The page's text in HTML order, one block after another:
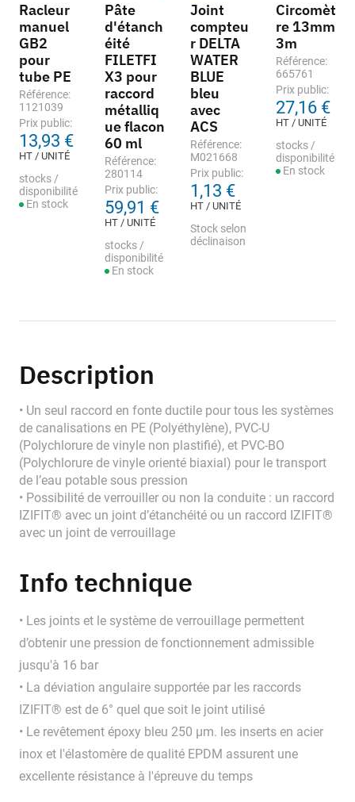
Racleur
manuel
GB2
pour
tube PE
Référence:
1121039
Prix public:
13,93 €
HT / UNITÉ
stocks /
disponibilité
En stock
Pâte
d'étanch
éité
FILETFI
X3 pour
raccord
métalliq
ue flacon
60 ml
Référence:
280114
Prix public:
59,91 €
HT / UNITÉ
stocks /
disponibilité
En stock
Joint
compteu
r DELTA
WATER
BLUE
bleu
avec
ACS
Référence:
M021668
Prix public:
1,13 €
HT / UNITÉ
Stock selon
déclinaison
Circomèt
re 13mm
3m
Référence:
665761
Prix public:
27,16 €
HT / UNITÉ
stocks /
disponibilité
En stock
Description
• Un seul raccord en fonte ductile pour tous les systèmes
de canalisations en PE (Polyéthylène), PVC-U
(Polychlorure de vinyle non plastifié), et PVC-BO
(Polychlorure de vinyle orienté biaxial) pour le transport
de l’eau potable sous pression
• Possibilité de verrouiller ou non la conduite : un raccord
IZIFIT® avec un joint d’étanchéité ou un raccord IZIFIT®
avec un joint de verrouillage
Info technique
• Les joints et le système de verrouillage permettent
d’obtenir une pression de fonctionnement admissible
jusqu'à 16 bar
• La déviation angulaire supportée par les raccords
IZIFIT® est de 6° quel que soit le joint utilisé
• Le revêtement époxy bleu 250 μm. les inserts en acier
inox et l'élastomère de qualité EPDM assurent une
excellente résistance à l'épreuve du temps